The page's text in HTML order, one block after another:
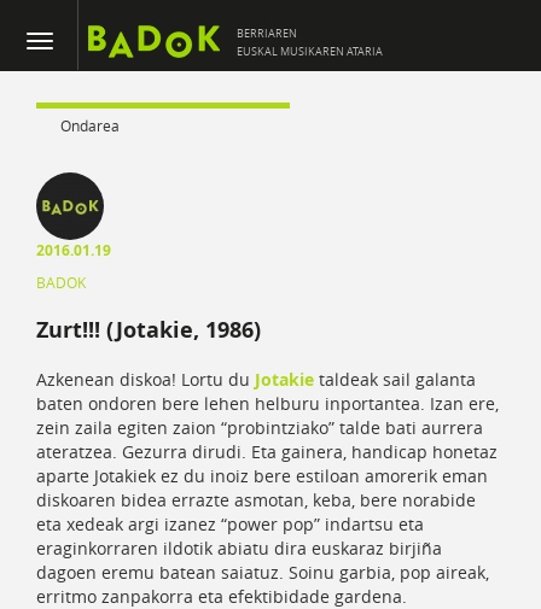
BERRIAREN
EUSKAL MUSIKAREN ATARIA
Ondarea
2016.01.19
BADOK
Zurt!!! (Jotakie, 1986)
Azkenean diskoa! Lortu du Jotakie taldeak sail galanta
baten ondoren bere lehen helburu inportantea. Izan ere,
zein zaila egiten zaion “probintziako” talde bati aurrera
ateratzea. Gezurra dirudi. Eta gainera, handicap honetaz
aparte Jotakiek ez du inoiz bere estiloan amorerik eman
diskoaren bidea errazte asmotan, keba, bere norabide
eta xedeak argi izanez “power pop” indartsu eta
eraginkorraren ildotik abiatu dira euskaraz birjiña
dagoen eremu batean saiatuz. Soinu garbia, pop aireak,
erritmo zanpakorra eta efektibidade gardena.